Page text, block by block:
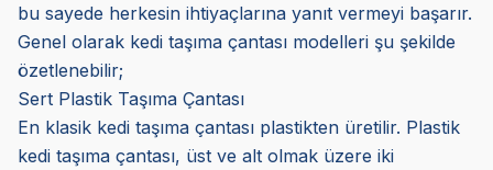
bu sayede herkesin ihtiyaçlarına yanıt vermeyi başarır.
Genel olarak kedi taşıma çantası modelleri şu şekilde
özetlenebilir;
Sert Plastik Taşıma Çantası
En klasik kedi taşıma çantası plastikten üretilir. Plastik
kedi taşıma çantası, üst ve alt olmak üzere iki